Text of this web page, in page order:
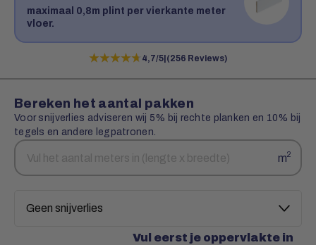
maximaal 0,8m plint per vierkante meter
vloer.
★★★★★
★★★★★ 4,7/5 (256 Reviews)
Bereken het aantal pakken
Voor snijverlies adviseren wij 5% bij rechte planken en 10% bij
tegels en andere legpatronen.
Aantal
vierkante
m2
Snijverlies
Vul eerst je oppervlakte in